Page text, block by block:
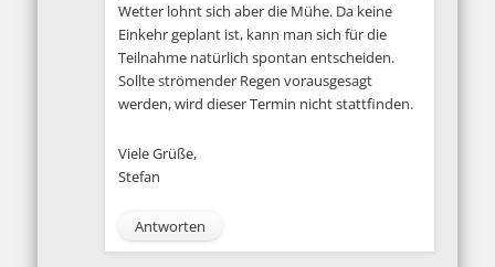
Wetter lohnt sich aber die Mühe. Da keine
Einkehr geplant ist, kann man sich für die
Teilnahme natürlich spontan entscheiden.
Sollte strömender Regen vorausgesagt
werden, wird dieser Termin nicht stattfinden.
Viele Grüße,
Stefan
Antworten